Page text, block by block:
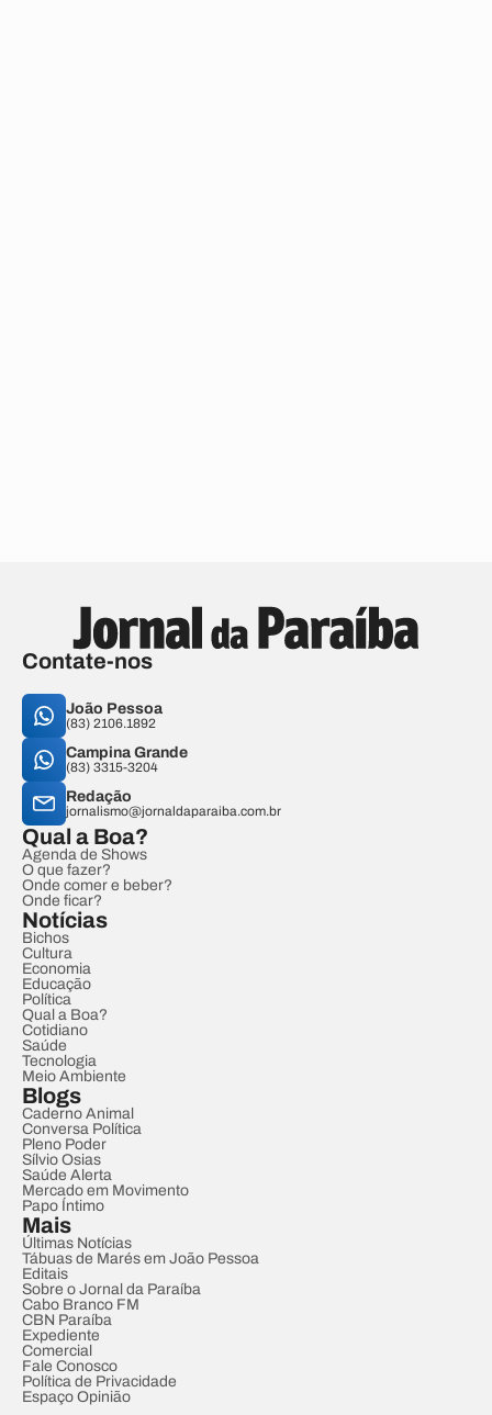
Contate-nos
João Pessoa
(83) 2106.1892
Campina Grande
(83) 3315-3204
Redação
jornalismo@jornaldaparaiba.com.br
Qual a Boa?
Agenda de Shows
O que fazer?
Onde comer e beber?
Onde ficar?
Notícias
Bichos
Cultura
Economia
Educação
Política
Qual a Boa?
Cotidiano
Saúde
Tecnologia
Meio Ambiente
Blogs
Caderno Animal
Conversa Política
Pleno Poder
Sílvio Osias
Saúde Alerta
Mercado em Movimento
Papo Íntimo
Mais
Últimas Notícias
Tábuas de Marés em João Pessoa
Editais
Sobre o Jornal da Paraíba
Cabo Branco FM
CBN Paraíba
Expediente
Comercial
Fale Conosco
Política de Privacidade
Espaço Opinião